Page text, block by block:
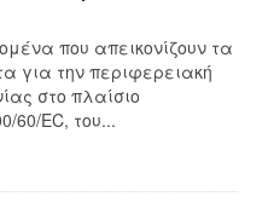
που απεικονίζουν τα
για την περιφερειακή
στο πλαίσιο
60/EC, του...